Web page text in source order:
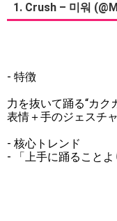
1. Crush – 미워
- 特徴
力を抜いて踊る“カク
表情＋手のジェスチ
- 核心トレンド
- 「上手に踊ることよ